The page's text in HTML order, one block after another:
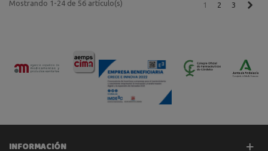
Mostrando 1-24 de 56 artículo(s) 1 2 3
INFORMACIÓN